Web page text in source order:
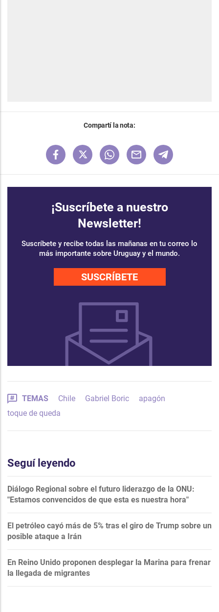
Compartí la nota:
¡Suscríbete a nuestro
Newsletter!
Suscríbete y recibe todas las mañanas en tu correo lo
más importante sobre Uruguay y el mundo.
SUSCRÍBETE
TEMAS Chile Gabriel Boric
apagón
toque de queda
Seguí leyendo
Diálogo Regional sobre el futuro liderazgo de la ONU:
"Estamos convencidos de que esta es nuestra hora"
El petróleo cayó más de 5% tras el giro de Trump sobre un
posible ataque a Irán
En Reino Unido proponen desplegar la Marina para frenar
la llegada de migrantes